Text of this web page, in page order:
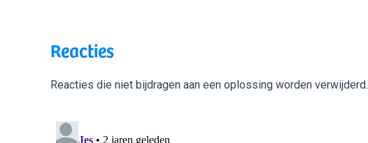
Reacties
Reacties die niet bijdragen aan een oplossing worden verwijderd.